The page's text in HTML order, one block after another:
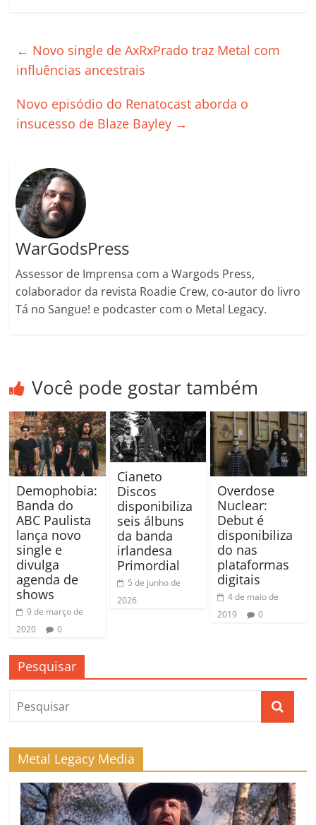
e
b
o
k
er l s
A
p
e gl
a
y
k
p
h
← Novo single de AxRxPrado traz Metal com
influências ancestrais
Novo episódio do Renatocast aborda o
insucesso de Blaze Bayley →
WarGodsPress
Assessor de Imprensa com a Wargods Press,
colaborador da revista Roadie Crew, co-autor do livro
Tá no Sangue! e podcaster com o Metal Legacy.
Você pode gostar também
Demophobia:
Banda do
ABC Paulista
lança novo
single e
divulga
agenda de
shows
9 de março de
2020
0
Cianeto
Discos
disponibiliza
seis álbuns
da banda
irlandesa
Primordial
5 de junho de
2026
Overdose
Nuclear:
Debut é
disponibiliza
do nas
plataformas
digitais
4 de maio de
2019
0
Pesquisar
Metal Legacy Media